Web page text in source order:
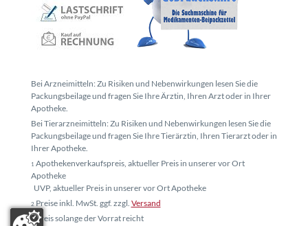
Bei Arzneimitteln: Zu Risiken und Nebenwirkungen lesen Sie die
Packungsbeilage und fragen Sie Ihre Ärztin, Ihren Arzt oder in Ihrer
Apotheke.
Bei Tierarzneimitteln: Zu Risiken und Nebenwirkungen lesen Sie die
Packungsbeilage und fragen Sie Ihre Tierärztin, Ihren Tierarzt oder in
Ihrer Apotheke.
1 Apothekenverkaufspreis, aktueller Preis in unserer vor Ort
Apotheke
UVP, aktueller Preis in unserer vor Ort Apotheke
2Preise inkl. MwSt. ggf. zzgl. Versand
3Preis solange der Vorrat reicht